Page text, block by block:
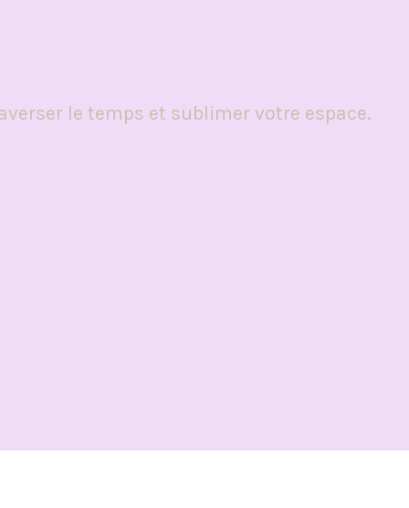
le temps et sublimer votre espace.